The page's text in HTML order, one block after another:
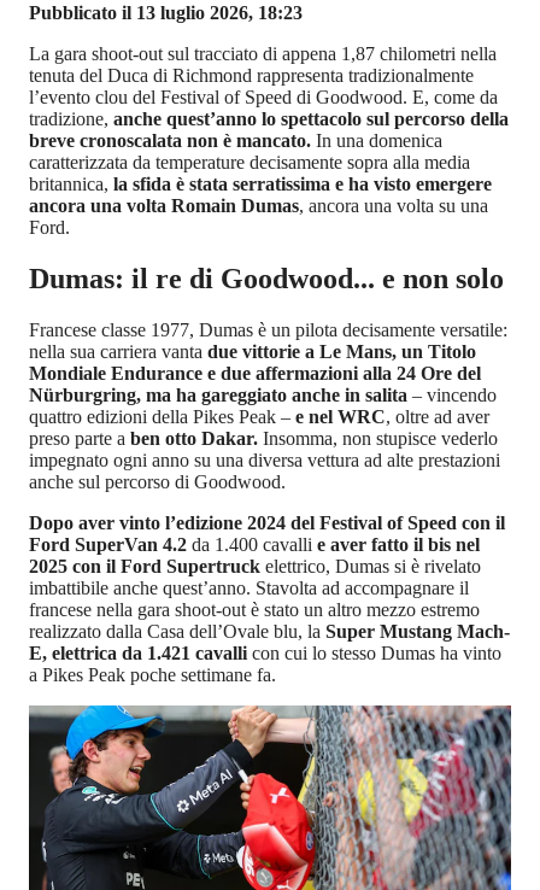
Pubblicato il 13 luglio 2026, 18:23
La gara shoot-out sul tracciato di appena 1,87 chilometri nella
tenuta del Duca di Richmond rappresenta tradizionalmente
l’evento clou del Festival of Speed di Goodwood. E, come da
tradizione, anche quest’anno lo spettacolo sul percorso della
breve cronoscalata non è mancato. In una domenica
caratterizzata da temperature decisamente sopra alla media
britannica, la sfida è stata serratissima e ha visto emergere
ancora una volta Romain Dumas, ancora una volta su una
Ford.
Dumas: il re di Goodwood... e non solo
Francese classe 1977, Dumas è un pilota decisamente versatile:
nella sua carriera vanta due vittorie a Le Mans, un Titolo
Mondiale Endurance e due affermazioni alla 24 Ore del
Nürburgring, ma ha gareggiato anche in salita – vincendo
quattro edizioni della Pikes Peak – e nel WRC, oltre ad aver
preso parte a ben otto Dakar. Insomma, non stupisce vederlo
impegnato ogni anno su una diversa vettura ad alte prestazioni
anche sul percorso di Goodwood.
Dopo aver vinto l’edizione 2024 del Festival of Speed con il
Ford SuperVan 4.2 da 1.400 cavalli e aver fatto il bis nel
2025 con il Ford Supertruck elettrico, Dumas si è rivelato
imbattibile anche quest’anno. Stavolta ad accompagnare il
francese nella gara shoot-out è stato un altro mezzo estremo
realizzato dalla Casa dell’Ovale blu, la Super Mustang Mach-
E, elettrica da 1.421 cavalli con cui lo stesso Dumas ha vinto
a Pikes Peak poche settimane fa.